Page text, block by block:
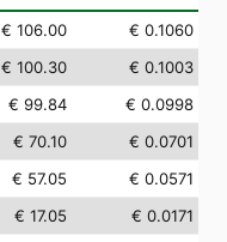
€ 106.00
€ 0.1060
€ 100.30
€ 0.1003
€ 99.84
€ 0.0998
€ 70.10
€ 0.0701
€ 57.05
€ 0.0571
€ 17.05
€ 0.0171